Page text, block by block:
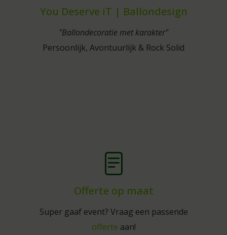
You Deserve iT | Ballondesign
"Ballondecoratie met karakter"
Persoonlijk, Avontuurlijk & Rock Solid
Offerte op maat
Super gaaf event? Vraag een passende
offerte aan!